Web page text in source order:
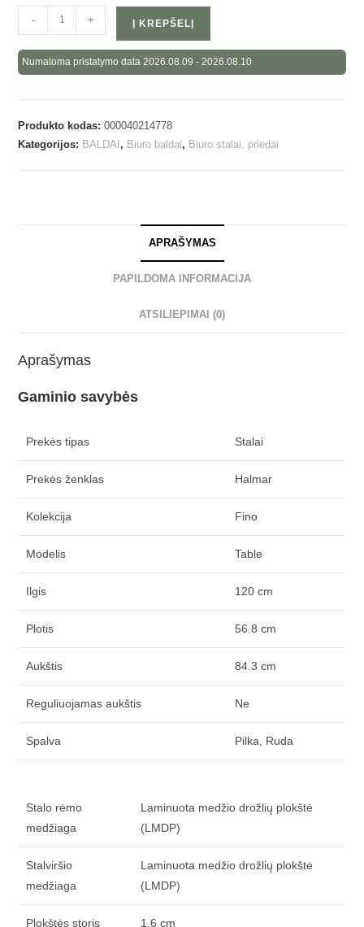
- + Į KREPŠELĮ
Numatoma pristatymo data 2026.08.09 - 2026.08.10
Produkto kodas:000040214778
Kategorijos: BALDAI, Biuro baldai, Biuro stalai, priedai
APRAŠYMAS
PAPILDOMA INFORMACIJA
ATSILIEPIMAI (0)
Aprašymas
Gaminio savybės
Prekės tipas Stalai
Prekės ženklas Halmar
Kolekcija Fino
Modelis Table
Ilgis 120 cm
Plotis 56.8 cm
Aukštis 84.3 cm
Reguliuojamas aukštis Ne
Spalva Pilka, Ruda
Stalo rėmo
medžiaga
Laminuota medžio drožlių plokštė
(LMDP)
Stalviršio
medžiaga
Laminuota medžio drožlių plokštė
(LMDP)
Plokštės storis 1.6 cm